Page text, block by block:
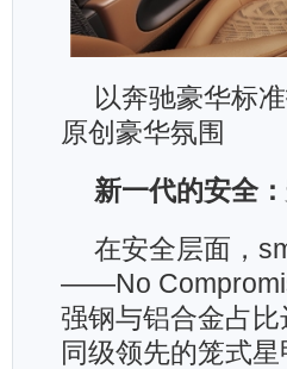
以奔驰豪华标
原创豪华氛围
新一代的安全
在安全层面，
——No
强钢与铝合金占
同级领先的笼式